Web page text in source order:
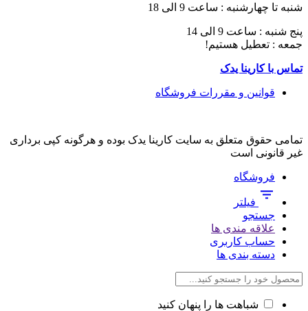
شنبه تا چهارشنبه : ساعت 9 الی 18
پنج شنبه : ساعت 9 الی 14
جمعه : تعطیل هستیم!
تماس با کارینا یدک
قوانین و مقررات فروشگاه
تمامی حقوق متعلق به سایت کارینا یدک بوده و هرگونه کپی برداری
غیر قانونی است
فروشگاه
فیلتر
جستجو
علاقه مندی ها
حساب کاربری
دسته بندی ها
شباهت ها را پنهان کنید